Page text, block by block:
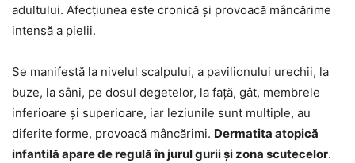
adultului. Afecțiunea este cronică și provoacă mâncărime
intensă a pielii.
Se manifestă la nivelul scalpului, a pavilionului urechii, la
buze, la sâni, pe dosul degetelor, la față, gât, membrele
inferioare și superioare, iar leziunile sunt multiple, au
diferite forme, provoacă mâncărimi. Dermatita atopică
infantilă apare de regulă în jurul gurii și zona scutecelor.